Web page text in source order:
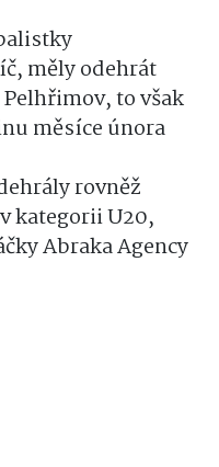
měly odehrát
to však
měsíce února
rovněž
kategorii U20,
Abraka Agency